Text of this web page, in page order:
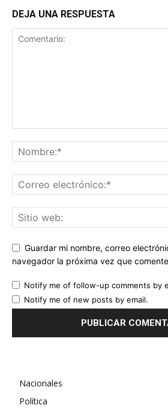
DEJA UNA RESPUESTA
Guardar mi nombre, correo
navegador la próxima vez que
Notify me of follow-up comments by
Notify me of new posts by email.
Nacionales
Política